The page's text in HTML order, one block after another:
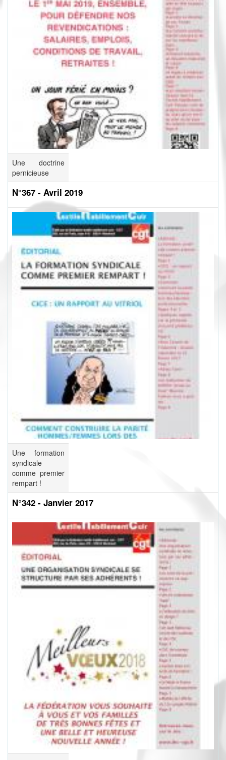
Une doctrine
pernicieuse
N°367 - Avril 2019
Une formation
syndicale
comme premier
rempart !
N°342 - Janvier 2017